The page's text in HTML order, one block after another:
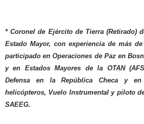
* Coronel de Ejército de Tierra (Retirado)
Estado Mayor, con experiencia de más
participado en Operaciones de Paz en
y en Estados Mayores de la OTAN
Defensa en la República Checa y
helicópteros, Vuelo Instrumental y piloto
SAEEG.